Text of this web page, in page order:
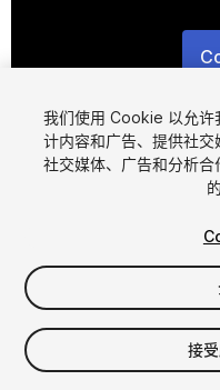
$50
增值税将在结算时计算
我们使用 Cookie 以允许
计内容和广告、提供社
社交媒体、广告和分析
接